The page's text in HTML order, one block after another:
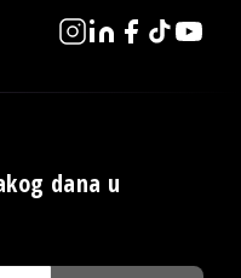
dana u